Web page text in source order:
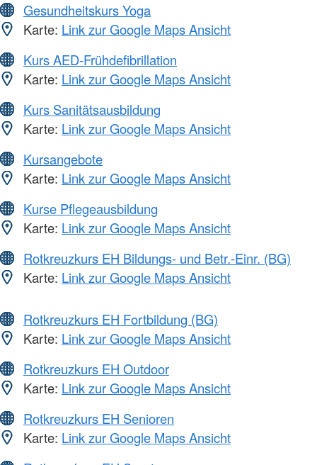
Gesundheitskurs Yoga
Karte: Link zur Google Maps Ansicht
Kurs AED-Frühdefibrillation
Karte: Link zur Google Maps Ansicht
Kurs Sanitätsausbildung
Karte: Link zur Google Maps Ansicht
Kursangebote
Karte: Link zur Google Maps Ansicht
Kurse Pflegeausbildung
Karte: Link zur Google Maps Ansicht
Rotkreuzkurs EH Bildungs- und Betr.-Einr. (BG)
Karte: Link zur Google Maps Ansicht
Rotkreuzkurs EH Fortbildung (BG)
Karte: Link zur Google Maps Ansicht
Rotkreuzkurs EH Outdoor
Karte: Link zur Google Maps Ansicht
Rotkreuzkurs EH Senioren
Karte: Link zur Google Maps Ansicht